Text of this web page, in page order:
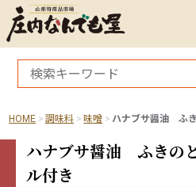
HOME 調味料 味噌 ハナブサ醤油 ふ
ハナブサ醤油 ふき
ル付き